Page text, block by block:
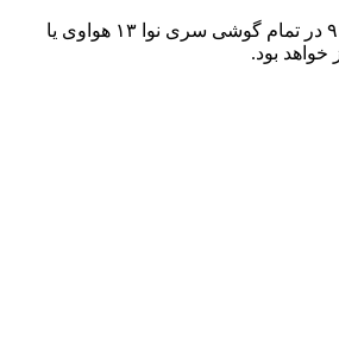
انتظار می‌رود فناوری LTE از تمام مدل‌های این سری حذف شده باشد و تنها از اتصال ۵G پشتیبانی کنند. علاوه‌بر این، ممکن است شاهد استفاده از تراشه کایرین ۹۱۰۰ در تمام گوشی سری نوا ۱۳ هواوی یا